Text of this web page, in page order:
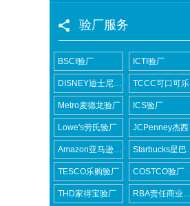
验厂服务
BSCI验厂 ICTI验厂
DISNEY迪士尼验厂 TCCC可口可乐验厂
Metro麦德龙验厂 ICS验厂
Lowe's劳氏验厂 JCPenney杰西潘尼验厂
Amazon亚马逊验厂 Starbucks星巴克验厂
TESCO乐购验厂 COSTCO验厂
THD家得宝验厂 RBA责任商业联盟认证咨询